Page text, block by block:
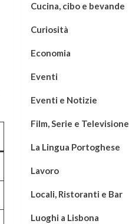
Cucina, cibo e bevande
Curiosità
Economia
Eventi
Eventi e Notizie
Film, Serie e Televisione
La Lingua Portoghese
Lavoro
Locali, Ristoranti e Bar
Luoghi a Lisbona